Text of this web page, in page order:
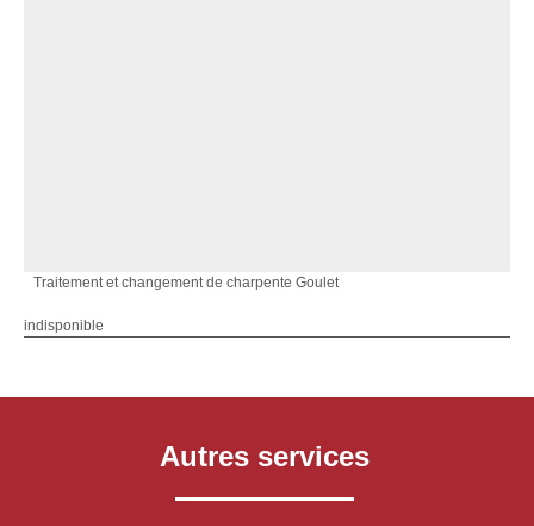
Traitement et changement de charpente Goulet
indisponible
Autres services